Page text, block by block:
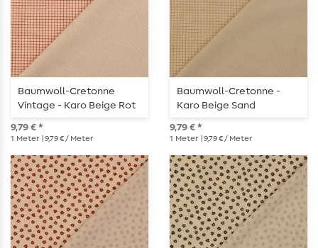
Baumwoll-Cretonne
Vintage - Karo Beige Rot
9,79 € *
1 Meter | 9,79 € / Meter
Baumwoll-Cretonne -
Karo Beige Sand
9,79 € *
1 Meter | 9,79 € / Meter